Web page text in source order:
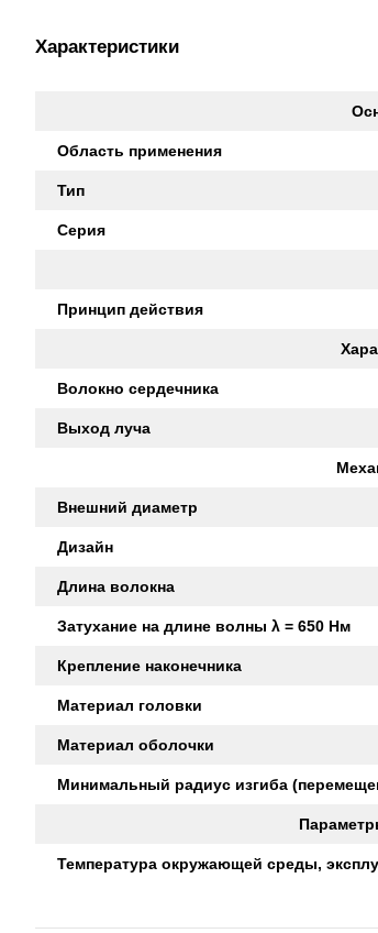
Характеристики
Область применения
Тип
Серия
Принцип действия
Волокно сердечника
Выход луча
Внешний диаметр
Дизайн
Длина волокна
Затухание на длине волны λ = 650 Нм
Крепление наконечника
Материал головки
Материал оболочки
Минимальный радиус изгиба
Температура окружающей среды,